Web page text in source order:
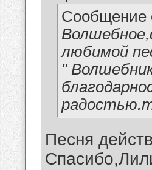
Сообщение
любимой
"
Песня